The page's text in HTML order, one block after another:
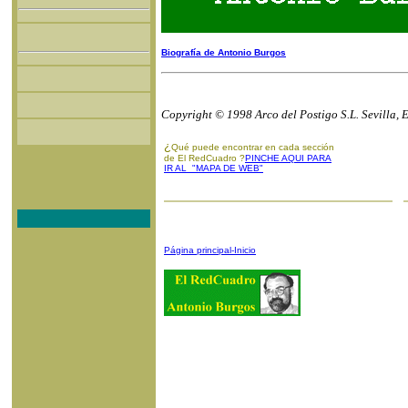
Biografía de Antonio Burgos
Copyright © 1998 Arco del Postigo S.L. Sevilla,
¿ Qué puede encontrar en cada sección
de El RedCuadro ?PINCHE AQUI PARA
IR AL "MAPA DE WEB"
Página principal-Inicio